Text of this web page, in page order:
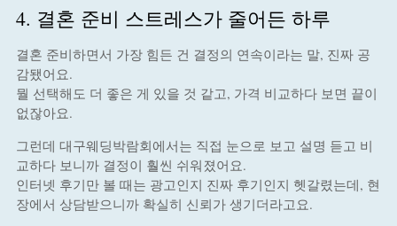
4. 결혼 준비 스트레스가 줄어든 하루
결혼 준비하면서 가장 힘든 건 결정의 연속이라는 말, 진짜 공
감됐어요.
뭘 선택해도 더 좋은 게 있을 것 같고, 가격 비교하다 보면 끝이
없잖아요.
그런데 대구웨딩박람회에서는 직접 눈으로 보고 설명 듣고 비
교하다 보니까 결정이 훨씬 쉬워졌어요.
인터넷 후기만 볼 때는 광고인지 진짜 후기인지 헷갈렸는데, 현
장에서 상담받으니까 확실히 신뢰가 생기더라고요.